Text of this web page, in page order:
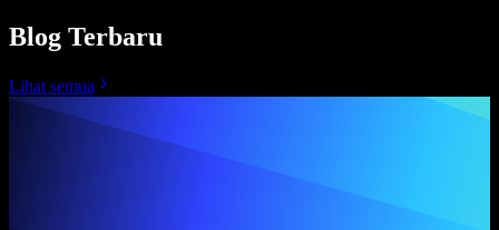
Blog Terbaru
Lihat semua